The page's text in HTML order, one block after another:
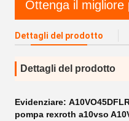
Ottenga il migliore
Dettagli del prodotto
Dettagli del prodotto
Evidenziare:
pompa rexroth a10vso